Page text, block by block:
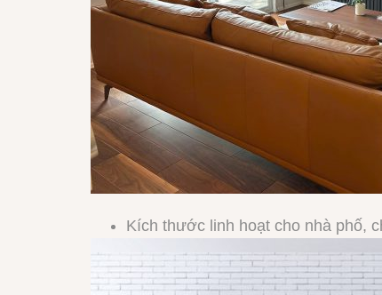
Kích thước linh hoạt cho nhà phố,